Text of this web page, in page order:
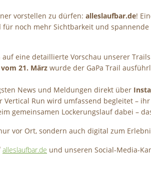
vorstellen zu dürfen: alleslaufbar.de!
noch mehr Sichtbarkeit und spannende
auf eine detaillierte Vorschau unserer
21. März wurde der GaPa Trail
News und Meldungen direkt über
Vertical Run wird umfassend begleitet –
gemeinsamen Lockerungslauf dabei –
vor Ort, sondern auch digital zum
alleslaufbar.de und unseren Social-Media-